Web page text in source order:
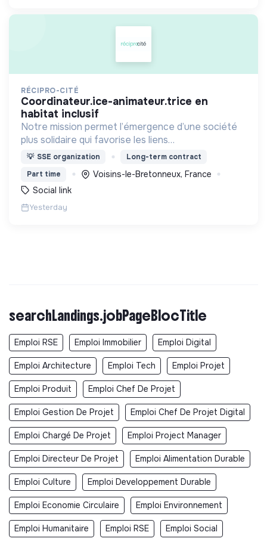
RÉCIPRO-CITÉ
coordinateur.ice-animateur.trice en
habitat inclusif
Notre mission permet l’émergence d’une société
plus solidaire qui favorise les liens
intergénérationnels pour accompagner le
délitement du lien social
💡 SSE organization
Long-term contract
Part time
Voisins-le-Bretonneux, France
Social link
Yesterday
searchLandings.jobPageBlocTitle
Emploi RSE Emploi Immobilier Emploi Digital
Emploi Architecture Emploi Tech Emploi Projet
Emploi Produit Emploi Chef De Projet
Emploi Gestion De Projet Emploi Chef De Projet Digital
Emploi Chargé De Projet Emploi Project Manager
Emploi Directeur De Projet Emploi Alimentation Durable
Emploi Culture Emploi Developpement Durable
Emploi Economie Circulaire Emploi Environnement
Emploi Humanitaire Emploi RSE Emploi Social